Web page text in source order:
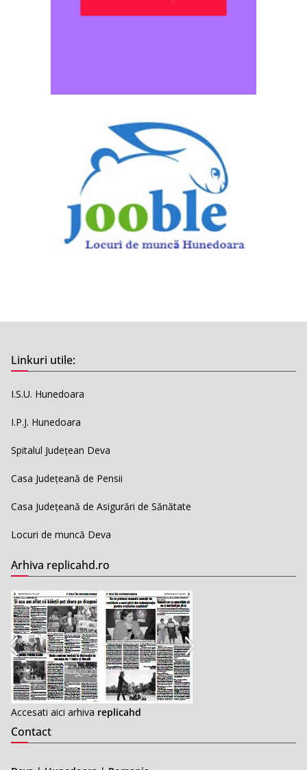
Linkuri utile:
I.S.U. Hunedoara
I.P.J. Hunedoara
Spitalul Județean Deva
Casa Județeană de Pensii
Casa Județeană de Asigurări de Sănătate
Locuri de muncă Deva
Arhiva replicahd.ro
Accesati aici arhiva replicahd
Contact